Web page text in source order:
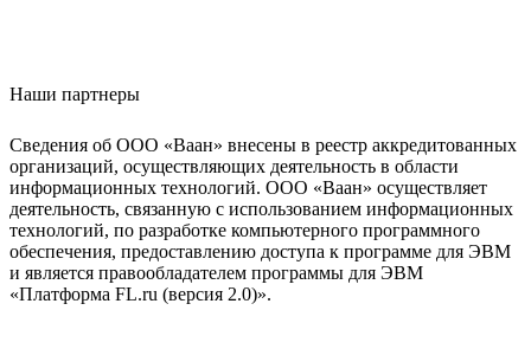
Наши партнеры
Сведения об ООО «Ваан» внесены в реестр аккредитованных
организаций, осуществляющих деятельность в области
информационных технологий. ООО «Ваан» осуществляет
деятельность, связанную с использованием информационных
технологий, по разработке компьютерного программного
обеспечения, предоставлению доступа к программе для ЭВМ
и является правообладателем программы для ЭВМ
«Платформа FL.ru (версия 2.0)».